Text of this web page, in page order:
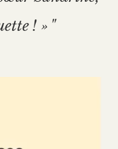
! » "